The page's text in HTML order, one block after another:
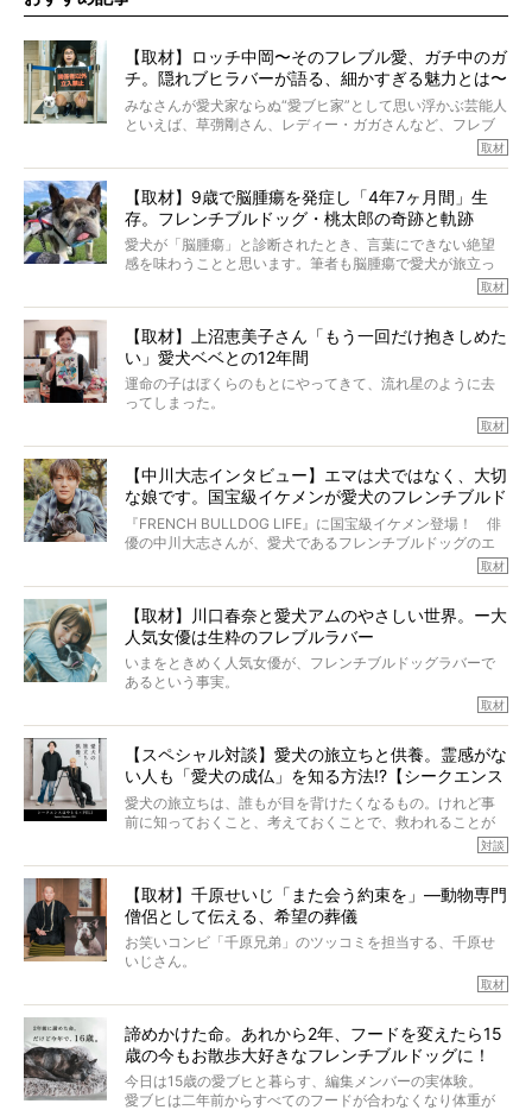
【取材】ロッチ中岡〜そのフレブル愛、ガチ中のガ
チ。隠れブヒラバーが語る、細かすぎる魅力とは〜
【前編】
みなさんが愛犬家ならぬ“愛ブヒ家”として思い浮かぶ芸能人
といえば、草彅剛さん、レディー・ガガさんなど、フレブ
ルを飼っている方が多いと思います。が、ロッチ中岡さん
んのインスタグラムを覗くと、たくさんのフレブルアカウ
ントがフォローされていて、わが『FRENCH BULLDOG
LIFE』モデルのnicoやトーラスも、その中の一頭。
そんな中岡さんに、フレブルの魅力を語っていただきまし
た。そのブヒ愛っぷりは、思ってた以上！ ガチ中のガチ
取材
【取材】9歳で脳腫瘍を発症し「4年7ヶ月間」生
存。フレンチブルドッグ・桃太郎の奇跡と軌跡
愛犬が「脳腫瘍」と診断されたとき、言葉にできない絶望
感を味わうことと思います。筆者も脳腫瘍で愛犬が旅立っ
たひとり。だからこそ、どれほど厄介で困難な病気かを理
ところが、フレンチブルドッグの桃太郎は9歳で脳腫瘍を発
症し、なんと4年7ヶ月間も生き抜いたのです。旅立ったと
きの年齢は13歳と11ヶ月、レジェンド級のレジェンドでし
た。さらには、治療後3年間は一度も発作が起きなかったと
いいます。
この事実はフレンチブルドッグだけでなく、脳腫瘍と闘う
太郎のオーナーである佐藤さんご夫婦に、治療の選択やケ
アについて詳しくお話しをうかがいました。
取材
【取材】上沼恵美子さん「もう一回だけ抱きしめた
い」愛犬ベベとの12年間
運命の子はぼくらのもとにやってきて、流れ星のように去
ってしまった。
り添いたいと思う。
その悲しみをいますぐ解消することはできないが、話をき
いて、泣いたり笑ったりするのもいいだろう。
こんな子だった、こんなにいい子だった、ほんとうに愛し
ていたと。
ぼくらは上沼恵美子さんのご自宅へ伺って、お話をきこう
と思った。
取材
【中川大志インタビュー】エマは犬ではなく、大切
な娘です。国宝級イケメンが愛犬のフレンチブルド
ッグと一緒に登場
『FRENCH BULLDOG LIFE』に国宝級イケメン登場！ 俳
優の中川大志さんが、愛犬であるフレンチブルドッグのエ
マちゃん（2歳の女の子）にメロメロとの情報を聞きつけ、
カエピソードが次から次へと飛び出しました。
取材
【取材】川口春奈と愛犬アムのやさしい世界。ー大
人気女優は生粋のフレブルラバー
いまをときめく人気女優が、フレンチブルドッグラバーで
あるという事実。
とりを目の当たりにするほどに、そのフレンチブルドッグ
愛がわたしたちのそれとまったく同じであることに、なん
だかうれしくなってしまったのでした。
春奈さんとアムちゃんのすてきな暮らしを、BUHI編集長の
小西がいつくしみながら、切り取らせていただきます。
取材
【スペシャル対談】愛犬の旅立ちと供養。霊感がな
い人も「愛犬の成仏」を知る方法!?【シークエンス
はやとも×PELI】
愛犬の旅立ちは、誰もが目を背けたくなるもの。けれど事
前に知っておくこと、考えておくことで、救われることが
力をもつお笑い芸人「シークエンスはやとも」さんに、愛
犬の旅立ちや供養についてインタビュー。
インタビュアー兼対談相手は、大の犬好きで心霊分野の知
識にも長けているPELIさん。
「愛犬が旅立ったあと、ベッドやおもちゃはどうすればい
くれる？」
さらには、霊感がない人でも愛犬が成仏したことを知る方
法まで。
対談
【取材】千原せいじ「また会う約束を」―動物専門
僧侶として伝える、希望の葬儀
お笑いコンビ「千原兄弟」のツッコミを担当する、千原せ
いじさん。
た。
僧侶としての名は「靖賢（せいけん）」。
当時54歳という年齢にして、なぜ動物専門僧侶という道を
選んだのか。
取材
諦めかけた命。あれから2年、フードを変えたら15
歳の今もお散歩大好きなフレンチブルドッグに！
今日は15歳の愛ブヒと暮らす、編集メンバーの実体験。
愛ブヒは二年前からすべてのフードが合わなくなり体重が